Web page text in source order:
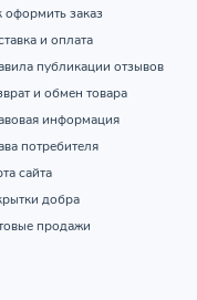
оформить заказ
и оплата
публикации отзывов
и обмен товара
информация
потребителя
сайта
добра
продажи